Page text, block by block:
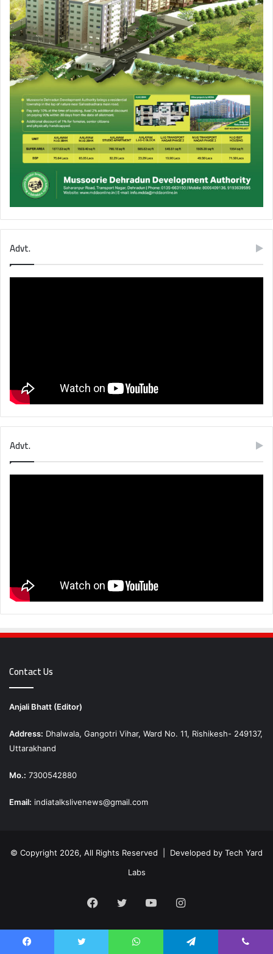
Advt.
Advt.
Contact Us
Anjali Bhatt (Editor)
Address: Dhalwala, Gangotri Vihar, Ward No. 11, Rishikesh- 249137,
Uttarakhand
Mo.: 7300542880
Email: indiatalkslivenews@gmail.com
© Copyright 2026, All Rights Reserved | Developed by Tech Yard
Labs
Facebook
Twitter YouTubeInstagram